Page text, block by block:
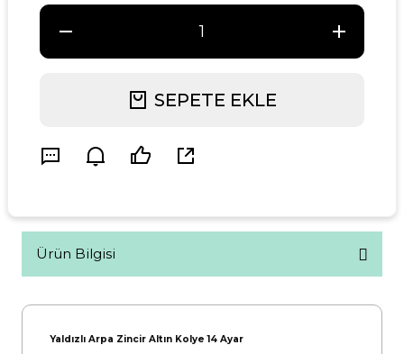
SEPETE EKLE
Ürün Bilgisi
Yaldızlı Arpa Zincir Altın Kolye 14 Ayar